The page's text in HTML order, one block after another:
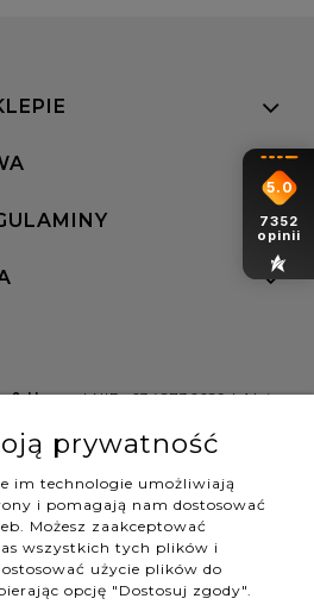
& Home| NIP: 6342736629 | Aleja
wersję strony
5.0
7352
opinii
prywatność
im technologie umożliwiają
i pomagają nam dostosować
Możesz zaakceptować
wszystkich tych plików i
użycie plików do
opcję "Dostosuj zgody".